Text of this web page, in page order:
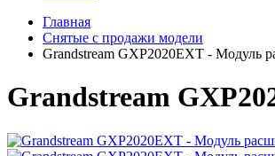
Главная
Снятые с продажи модели
Grandstream GXP2020EXT - Модуль
Grandstream